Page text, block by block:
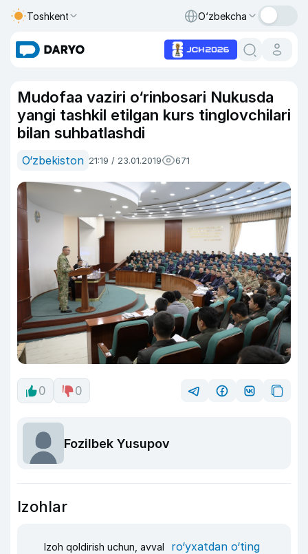
Toshkent O‘zbekcha
Mudofaa vaziri o‘rinbosari Nukusda
yangi tashkil etilgan kurs tinglovchilari
bilan suhbatlashdi
O‘zbekiston 21:19 / 23.01.2019 671
0 0
Fozilbek Yusupov
Izohlar
Izoh qoldirish uchun, avval ro‘yxatdan o‘ting